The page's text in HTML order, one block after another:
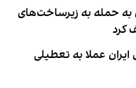
به حمله به زیرساخت‌های
کرد
عملا به تعطیلی